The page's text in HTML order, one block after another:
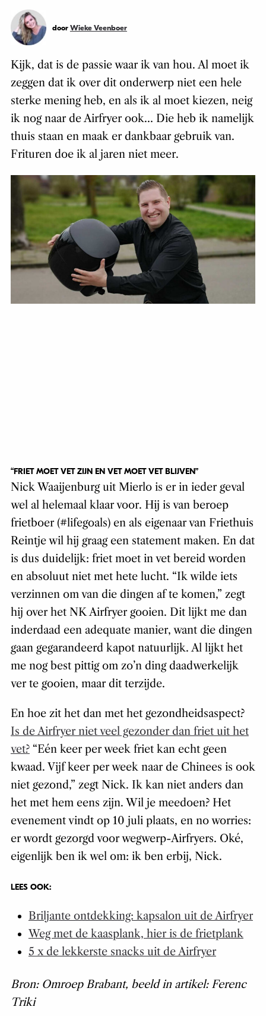
door Wieke Veenboer
Kijk, dat is de passie waar ik van hou. Al moet ik
zeggen dat ik over dit onderwerp niet een hele
sterke mening heb, en als ik al moet kiezen, neig
ik nog naar de Airfryer ook… Die heb ik namelijk
thuis staan en maak er dankbaar gebruik van.
Frituren doe ik al jaren niet meer.
“FRIET MOET VET ZIJN EN VET MOET VET BLIJVEN”
Nick Waaijenburg uit Mierlo is er in ieder geval
wel al helemaal klaar voor. Hij is van beroep
frietboer (#lifegoals) en als eigenaar van Friethuis
Reintje wil hij graag een statement maken. En dat
is dus duidelijk: friet moet in vet bereid worden
en absoluut niet met hete lucht. “Ik wilde iets
verzinnen om van die dingen af te komen,” zegt
hij over het NK Airfryer gooien. Dit lijkt me dan
inderdaad een adequate manier, want die dingen
gaan gegarandeerd kapot natuurlijk. Al lijkt het
me nog best pittig om zo’n ding daadwerkelijk
ver te gooien, maar dit terzijde.
En hoe zit het dan met het gezondheidsaspect?
Is de Airfryer niet veel gezonder dan friet uit het
vet?“Eén keer per week friet kan echt geen
kwaad. Vijf keer per week naar de Chinees is ook
niet gezond,” zegt Nick. Ik kan niet anders dan
het met hem eens zijn. Wil je meedoen? Het
evenement vindt op 10 juli plaats, en no worries:
er wordt gezorgd voor wegwerp-Airfryers. Oké,
eigenlijk ben ik wel om: ik ben erbij, Nick.
LEES OOK:
Briljante ontdekking: kapsalon uit de Airfryer
Weg met de kaasplank, hier is de frietplank
5 x de lekkerste snacks uit de Airfryer
Bron: Omroep Brabant, beeld in artikel: Ferenc
Triki